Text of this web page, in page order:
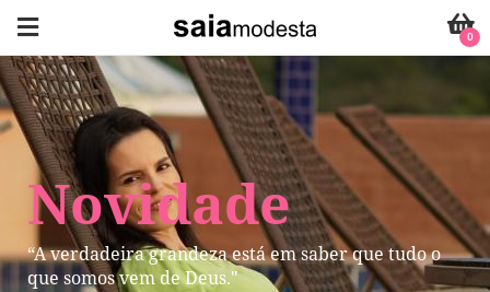
Novidade
“A verdadeira grandeza está em saber que tudo o
que somos vem de Deus."
0